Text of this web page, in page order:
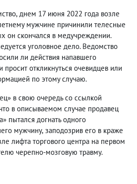
, днем 17 июня 2022 года возле
мужчине причинили телесные
он скончался в медучреждении.
уголовное дело. Ведомство
ли действия напавшего
откликнуться очевидцев или
по этому случаю.
в свою очередь со ссылкой
в описываемом случае продавец
пытался догнать одного
мужчину, заподозрив его в краже
лифта торгового центра на первом
черепно-мозговую травму.